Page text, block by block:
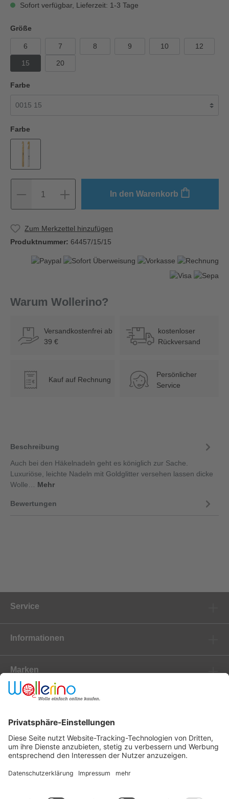
Sofort verfügbar, Lieferzeit: 1-3 Tage
Größe
6 7 8 9 10 12
15 20
Farbe
Farbe
1 In den Warenkorb
Zum Merkzettel hinzufügen
Produktnummer: 64457/15/15
Warum Wollerino?
Versandkostenfrei ab
39 €
kostenloser
Rückversand
€ Kauf auf Rechnung
Persönlicher
Service
Beschreibung
Auch bei den Häkelnadeln geht es königlich zur Sache.
Luxuriöse, leichte Nadeln mit Goldglitter versehen lassen dicke
Wolle… Mehr
Bewertungen
Service
Informationen
Marken
Newsletter
Versanddienstleister